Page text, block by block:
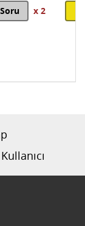
x 2
Kullanıcı